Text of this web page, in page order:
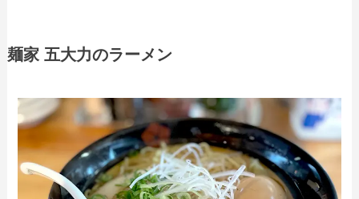
麺家 五大力のラーメン